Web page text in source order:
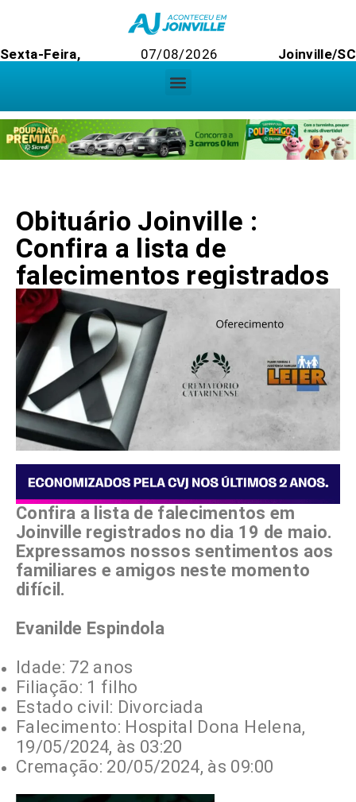
Sexta-Feira, 07/08/2026 Joinville/SC
Obituário Joinville :
Confira a lista de
falecimentos registrados
Confira a lista de falecimentos em
Joinville registrados no dia 19 de maio.
Expressamos nossos sentimentos aos
familiares e amigos neste momento
difícil.
Evanilde Espindola
Idade: 72 anos
Filiação: 1 filho
Estado civil: Divorciada
Falecimento: Hospital Dona Helena,
19/05/2024, às 03:20
Cremação: 20/05/2024, às 09:00